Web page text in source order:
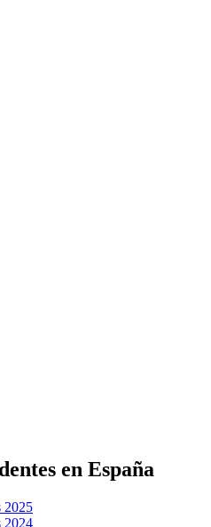
en España
2025
2024